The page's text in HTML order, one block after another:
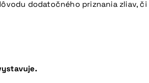
dodatočného priznania zliav,